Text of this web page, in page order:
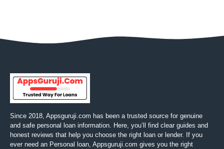
Since 2018, Appsguruji.com has been a trusted source for genuine
and safe personal loan information. Here, you’ll find clear guides and
honest reviews that help you choose the right loan or lender. If you
ever need an Personal loan, Appsguruji.com gives you the right